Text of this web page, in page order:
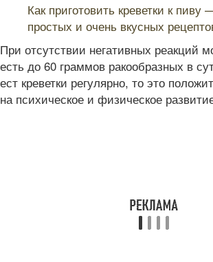
Как приготовить креветки к
простых и очень вкусных
При отсутствии негативных реакций
есть до 60 граммов ракообразных в
ест креветки регулярно, то это
на психическое и физическое